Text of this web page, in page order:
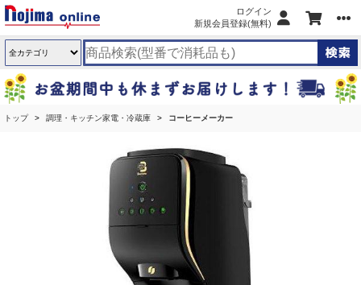
ログイン
新規会員登録(無料)
トップ 調理・キッチン家電・冷蔵庫 コーヒーメーカー